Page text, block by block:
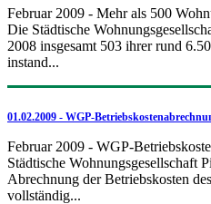
Februar 2009 - Mehr als 500
Die Städtische
2008 insgesamt 503 ihrer rund
instand...
01.02.2009 - WGP-
Februar 2009 - WGP-
Städtische Wohnungsgesellschaft
Abrechnung der Betriebskosten
vollständig...